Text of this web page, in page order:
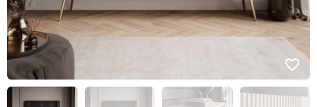
favorite_border